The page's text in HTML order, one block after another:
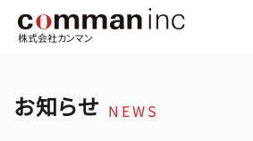
株式会社カンマン
お知らせ NEWS